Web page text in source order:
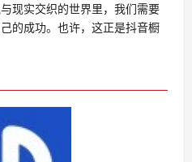
现实交织的世界里，我们需要
的成功。也许，这正是抖音橱